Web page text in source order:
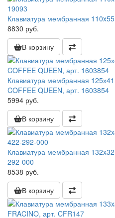
Клавиатура мембранная
8830 руб.
В корзину
Клавиатура мембранная
COFFEE QUEEN, арт. 1603854
5994 руб.
В корзину
Клавиатура мембранная
292-000
8538 руб.
В корзину